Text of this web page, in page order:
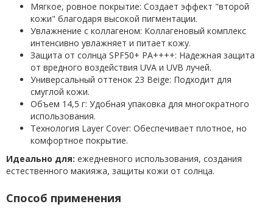
Мягкое, ровное покрытие: Создает эффект "второй
кожи" благодаря высокой пигментации.
Увлажнение с коллагеном: Коллагеновый комплекс
интенсивно увлажняет и питает кожу.
Защита от солнца SPF50+ PA++++: Надежная защита
от вредного воздействия UVA и UVB лучей.
Универсальный оттенок 23 Beige: Подходит для
смуглой кожи.
Объем 14,5 г: Удобная упаковка для многократного
использования.
Технология Layer Cover: Обеспечивает плотное, но
комфортное покрытие.
Идеально для: ежедневного использования, создания
естественного макияжа, защиты кожи от солнца.
Способ применения